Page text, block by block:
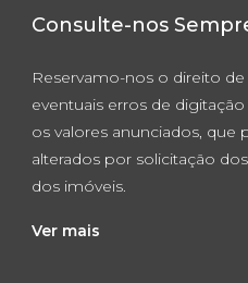
Consulte-nos
Reservamo-nos o direito
eventuais erros de
os valores anunciados, que
alterados por solicitação
dos imóveis.
Ver mais